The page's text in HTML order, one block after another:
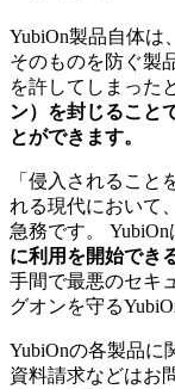
YubiOn製品自体は
そのものを防ぐ製
を許してしまった
ン）を封じること
とができます。
「侵入されること
れる現代において
急務です。
に利用を開始でき
手間で最悪のセキ
グオンを守る
YubiOnの各製品に
資料請求などはお